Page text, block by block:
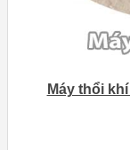
Máy thổi